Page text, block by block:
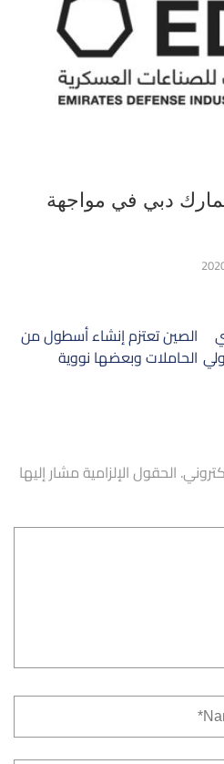
دبي في مواجهة
الصين تعتزم إنشاء أسطول من
الحاملات وبعضها نووية
الحقول الإلزامية مشار إليها